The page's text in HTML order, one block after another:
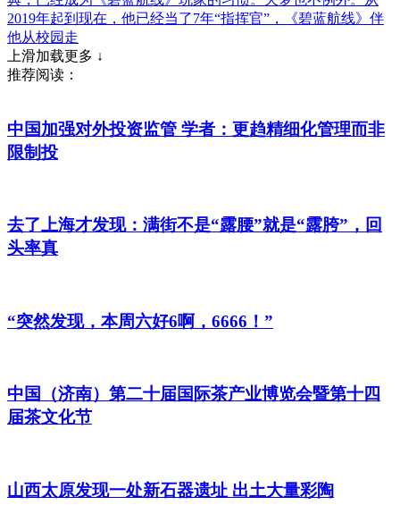
2019年起到现在，他已经当了7年“指挥官”，《碧蓝航线》伴
他从校园走
上滑加载更多 ↓
推荐阅读：
中国加强对外投资监管 学者：更趋精细化管理而非
限制投
去了上海才发现：满街不是“露腰”就是“露胯”，回
头率真
“突然发现，本周六好6啊，6666！”
中国（济南）第二十届国际茶产业博览会暨第十四
届茶文化节
山西太原发现一处新石器遗址 出土大量彩陶